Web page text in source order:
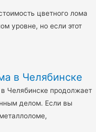
цветного лома
уровне, но если этот
в Челябинске
Челябинске продолжает
делом. Если вы